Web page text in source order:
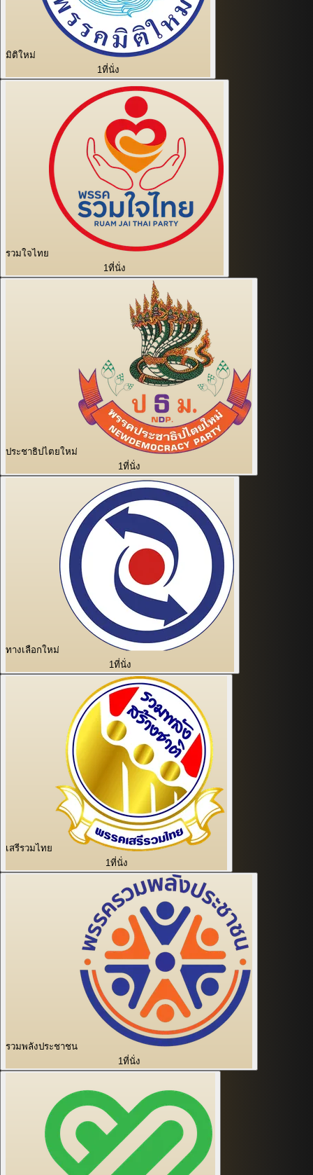
มิติใหม่
1ที่นั่ง
รวมใจไทย
1ที่นั่ง
ประชาธิปไตยใหม่
1ที่นั่ง
ทางเลือกใหม่
1ที่นั่ง
เสรีรวมไทย
1ที่นั่ง
รวมพลังประชาชน
1ที่นั่ง